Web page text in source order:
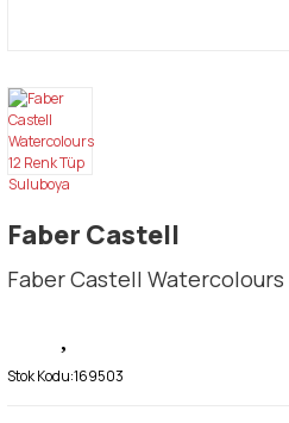
Faber Castell
Faber Castell Watercolours
Stok Kodu:169503